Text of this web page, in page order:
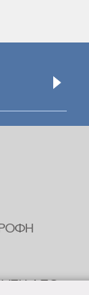
ΑΠΟ